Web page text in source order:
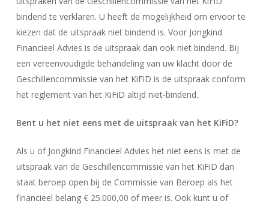
bindend te verklaren. U heeft de mogelijkheid om ervoor te
kiezen dat de uitspraak niet bindend is. Voor Jongkind
Financieel Advies is de uitspraak dan ook niet bindend. Bij
een vereenvoudigde behandeling van uw klacht door de
Geschillencommissie van het KiFiD is de uitspraak conform
het reglement van het KiFiD altijd niet-bindend.
Bent u het niet eens met de uitspraak van het KiFiD?
Als u of Jongkind Financieel Advies het niet eens is met de
uitspraak van de Geschillencommissie van het KiFiD dan
staat beroep open bij de Commissie van Beroep als het
financieel belang € 25.000,00 of meer is. Ook kunt u of